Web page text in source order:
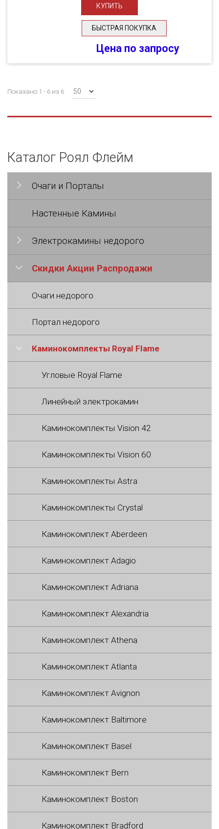
БЫСТРАЯ ПОКУПКА
Цена по запросу
Показано 1 - 6 из 6
Каталог Роял Флейм
Очаги и Порталы
Настенные Камины
Электрокамины недорого
Скидки Акции Распродажи
Очаги недорого
Портал недорого
Каминокомплекты Royal Flame
Угловые Royal Flame
Линейный электрокамин
Каминокомплекты Vision 42
Каминокомплекты Vision 60
Каминокомплекты Astra
Каминокомплекты Crystal
Каминокомплект Aberdeen
Каминокомплект Adagio
Каминокомплект Adriana
Каминокомплект Alexandria
Каминокомплект Athena
Каминокомплект Atlanta
Каминокомплект Avignon
Каминокомплект Baltimore
Каминокомплект Basel
Каминокомплект Bern
Каминокомплект Boston
Каминокомплект Bradford